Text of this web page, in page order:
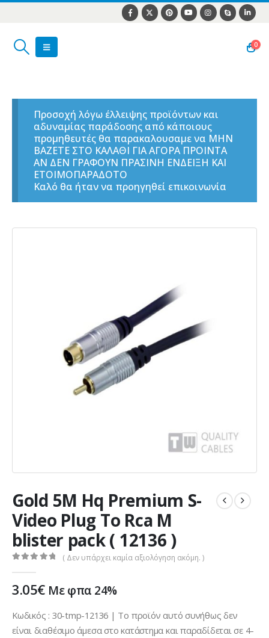
0
Προσοχή λόγω έλλειψης προϊόντων και
αδυναμίας παράδοσης από κάποιους
προμηθευτές θα παρακαλουσαμε να ΜΗΝ
ΒΑΖΕΤΕ ΣΤΟ ΚΑΛΑΘΙ ΓΙΑ ΑΓΟΡΑ ΠΡΟΙΝΤΑ
ΑΝ ΔΕΝ ΓΡΑΦΟΥΝ ΠΡΑΣΙΝΗ ΕΝΔΕΙΞΗ ΚΑΙ
ΕΤΟΙΜΟΠΑΡΑΔΟΤΟ
Καλό θα ήταν να προηγηθεί επικοινωνία
Gold 5M Hq Premium S-
Video Plug To Rca M
blister pack ( 12136 )
( Δεν υπάρχει καμία αξιολόγηση ακόμη. )
3.05€ Με φπα 24%
Κωδικός : 30-tmp-12136 | Το προϊόν αυτό συνήθως δεν
είναι διαθέσιμο άμεσα στο κατάστημα και παραδίδεται σε 4-